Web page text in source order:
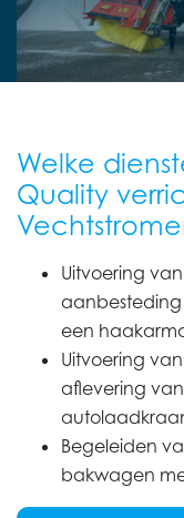
Welke
Quality
Uitvoering
een
Uitvoering
aflevering
Begeleiden
bakwagen